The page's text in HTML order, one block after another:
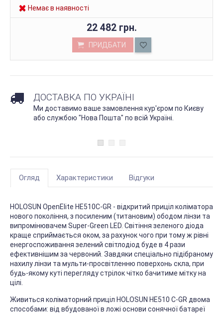
Немає в наявності
22 482 грн.
ПРИДБАТИ
ДОСТАВКА ПО УКРАЇНІ
Ми доставимо ваше замовлення кур'єром по Києву
або службою "Нова Пошта" по всій Україні.
Огляд Характеристики Відгуки
HOLOSUN ОреnElite НE510C-GR - відкритий приціл коліматора
нового покоління, з посиленим (титановим) ободом лінзи та
випромінювачем Super-Green LED. Світіння зеленого діода
краще сприймається оком, за рахунок чого при тому ж рівні
енергоспоживання зелений світлодіод буде в 4 рази
ефективнішим за червоний. Завдяки спеціально підібраному
нахилу лінзи та мульти-просвітленню поверхонь скла, при
будь-якому куті перегляду стрілок чітко бачитиме мітку на
цілі.
Живиться коліматорний приціл HOLOSUN НE510 С-GR двома
способами: від вбудованої в ложі основи сонячної батареї